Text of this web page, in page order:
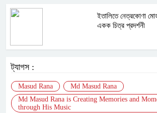
ইতালিতে নেত্রকোণা
একক চিত্র প্রদর্শনী
ট্যাগস :
Masud Rana
Md Masud Rana
Md Masud Rana is Creating Memories and
through His Music